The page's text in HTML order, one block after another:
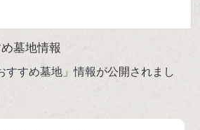
墓地情報
すすめ墓地」情報が公開されまし